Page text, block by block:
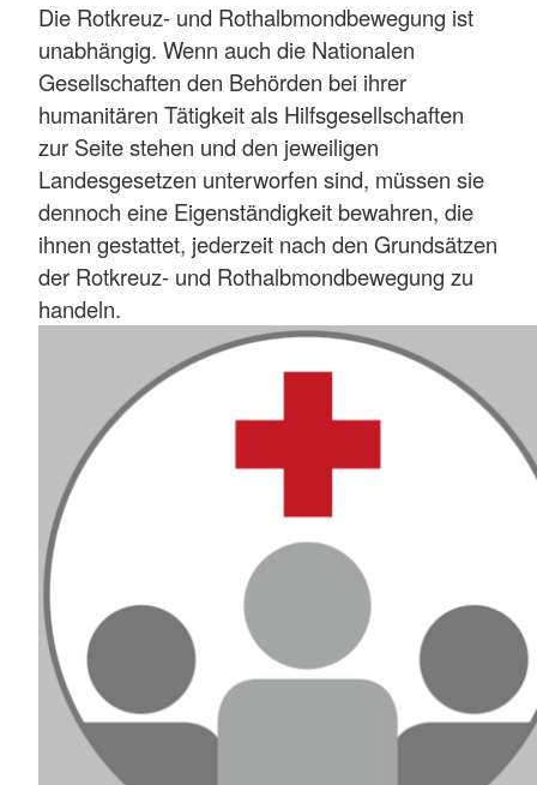
Die Rotkreuz- und Rothalbmondbewegung ist
unabhängig. Wenn auch die Nationalen
Gesellschaften den Behörden bei ihrer
humanitären Tätigkeit als Hilfsgesellschaften
zur Seite stehen und den jeweiligen
Landesgesetzen unterworfen sind, müssen sie
dennoch eine Eigenständigkeit bewahren, die
ihnen gestattet, jederzeit nach den Grundsätzen
der Rotkreuz- und Rothalbmondbewegung zu
handeln.